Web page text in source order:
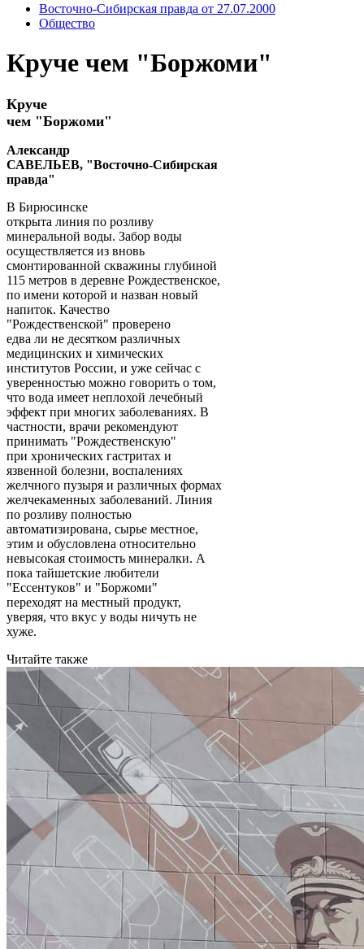
Восточно-Сибирская правда от 27.07.2000
Общество
Круче чем "Боржоми"
Круче
чем "Боржоми"
Александр
САВЕЛЬЕВ, "Восточно-Сибирская
правда"
В Бирюсинске
открыта линия по розливу
минеральной воды. Забор воды
осуществляется из вновь
смонтированной скважины глубиной
115 метров в деревне Рождественское,
по имени которой и назван новый
напиток. Качество
"Рождественской" проверено
едва ли не десятком различных
медицинских и химических
институтов России, и уже сейчас с
уверенностью можно говорить о том,
что вода имеет неплохой лечебный
эффект при многих заболеваниях. В
частности, врачи рекомендуют
принимать "Рождественскую"
при хронических гастритах и
язвенной болезни, воспалениях
желчного пузыря и различных формах
желчекаменных заболеваний. Линия
по розливу полностью
автоматизирована, сырье местное,
этим и обусловлена относительно
невысокая стоимость минералки. А
пока тайшетские любители
"Ессентуков" и "Боржоми"
переходят на местный продукт,
уверяя, что вкус у воды ничуть не
хуже.
Читайте также